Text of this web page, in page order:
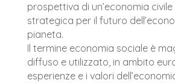
prospettiva di un’economia
strategica per il futuro
pianeta.
Il termine economia sociale è
diffuso e utilizzato, in ambito
esperienze e i valori